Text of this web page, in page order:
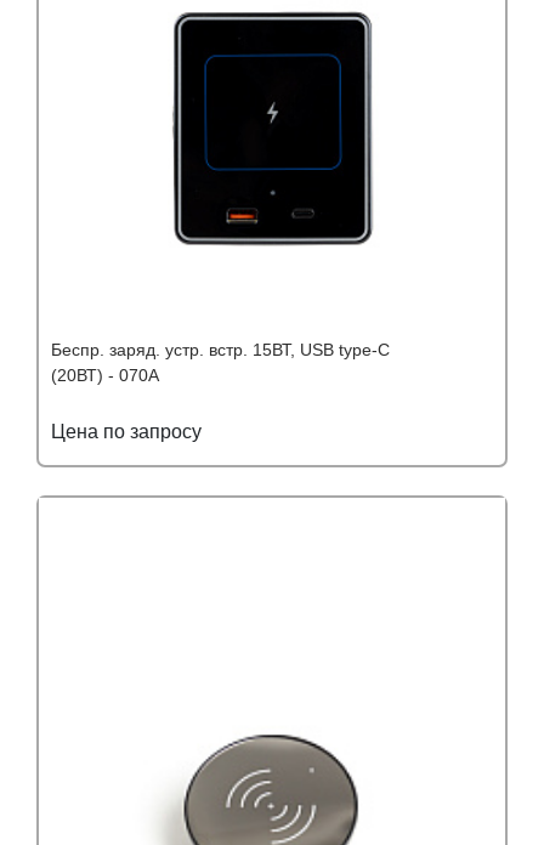
Бeспр. заряд. устр. встр. 15ВТ, USB type-C
(20ВТ) - 070A
Цена по запросу